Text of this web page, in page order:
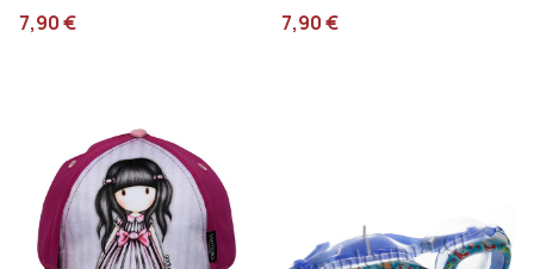
7,90€ 7,90€